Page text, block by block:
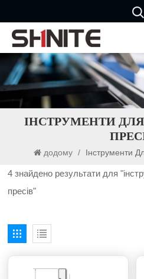
ІНСТРУМЕНТИ
додому / Інструменти
4 знайдено результати для
пресів"